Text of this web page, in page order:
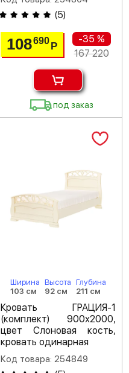
(5)
108690 Р
-35 %
167 220
под заказ
Ширина
103 см
Высота
92 см
Глубина
211 см
Кровать ГРАЦИЯ-1
(комплект) 900х2000,
цвет Слоновая кость,
кровать одинарная
Код товара: 254849